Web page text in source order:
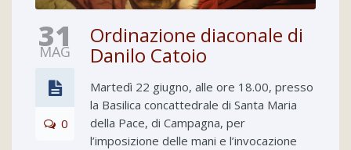
31
MAG
0
Ordinazione diaconale di
Danilo Catoio
Martedì 22 giugno, alle ore 18.00, presso
la Basilica concattedrale di Santa Maria
della Pace, di Campagna, per
l’imposizione delle mani e l’invocazione